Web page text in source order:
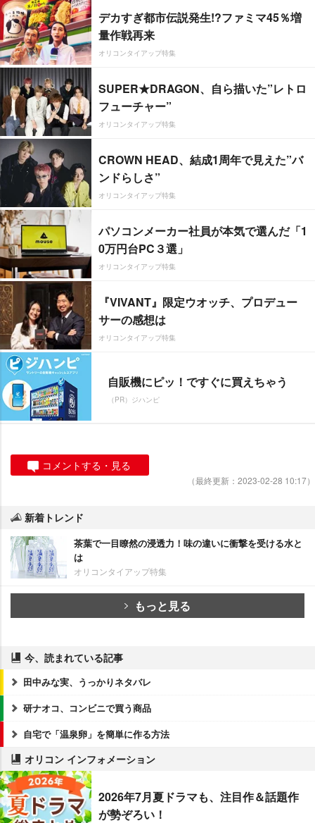
デカすぎ都市伝説発生!?ファミマ45％増
量作戦再来
オリコンタイアップ特集
SUPER★DRAGON、自ら描いた”レトロ
フューチャー”
オリコンタイアップ特集
CROWN HEAD、結成1周年で見えた”バ
ンドらしさ”
オリコンタイアップ特集
パソコンメーカー社員が本気で選んだ「1
0万円台PC３選」
オリコンタイアップ特集
『VIVANT』限定ウオッチ、プロデュー
サーの感想は
オリコンタイアップ特集
自販機にピッ！ですぐに買えちゃう
（PR）ジハンピ
コメントする・見る
（最終更新：2023-02-28 10:17）
新着トレンド
茶葉で一目瞭然の浸透力！味の違いに衝撃を受ける水と
は
オリコンタイアップ特集
もっと見る
今、読まれている記事
田中みな実、うっかりネタバレ
研ナオコ、コンビニで買う商品
自宅で「温泉卵」を簡単に作る方法
オリコン インフォメーション
2026年7月夏ドラマも、注目作＆話題作
が勢ぞろい！